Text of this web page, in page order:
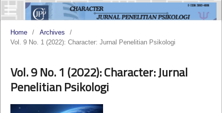
Home / Archives
/
Vol. 9 No. 1 (2022): Character: Jurnal Penelitian Psikologi
Vol. 9 No. 1 (2022): Character: Jurnal
Penelitian Psikologi